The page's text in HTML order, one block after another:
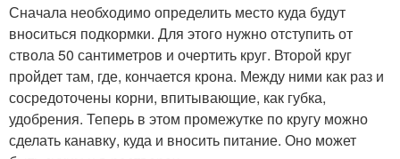
Сначала необходимо определить место куда будут
вноситься подкормки. Для этого нужно отступить от
ствола 50 сантиметров и очертить круг. Второй круг
пройдет там, где, кончается крона. Между ними как раз и
сосредоточены корни, впитывающие, как губка,
удобрения. Теперь в этом промежутке по кругу можно
сделать канавку, куда и вносить питание. Оно может